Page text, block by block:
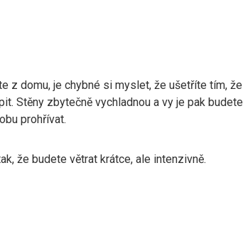
z domu, je chybné si myslet, že ušetříte tím, že
Stěny zbytečně vychladnou a vy je pak budete
prohřívat.
že budete větrat krátce, ale intenzivně.